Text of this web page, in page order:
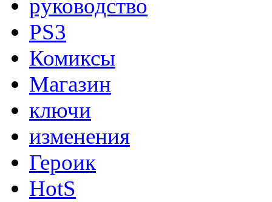
руководство
PS3
Комиксы
Магазин
ключи
изменения
Героик
HotS